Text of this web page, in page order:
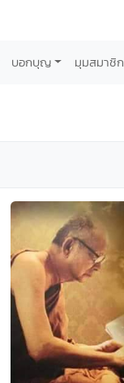
บอกบุญ มุมสมาชิก